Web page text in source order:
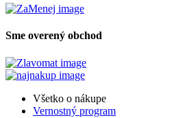
Sme overený obchod
Všetko o nákupe
Vernostný program